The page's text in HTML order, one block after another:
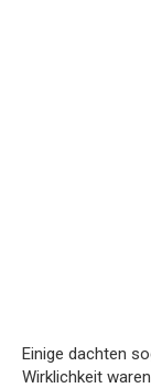
Einige dachten
Wirklichkeit